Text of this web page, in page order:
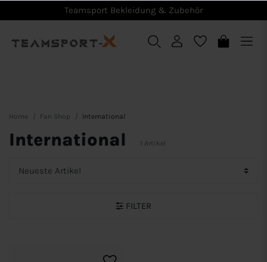
Teamsport Bekleidung & Zubehör
Home Fan Shop International
International 1 Artikel
FILTER